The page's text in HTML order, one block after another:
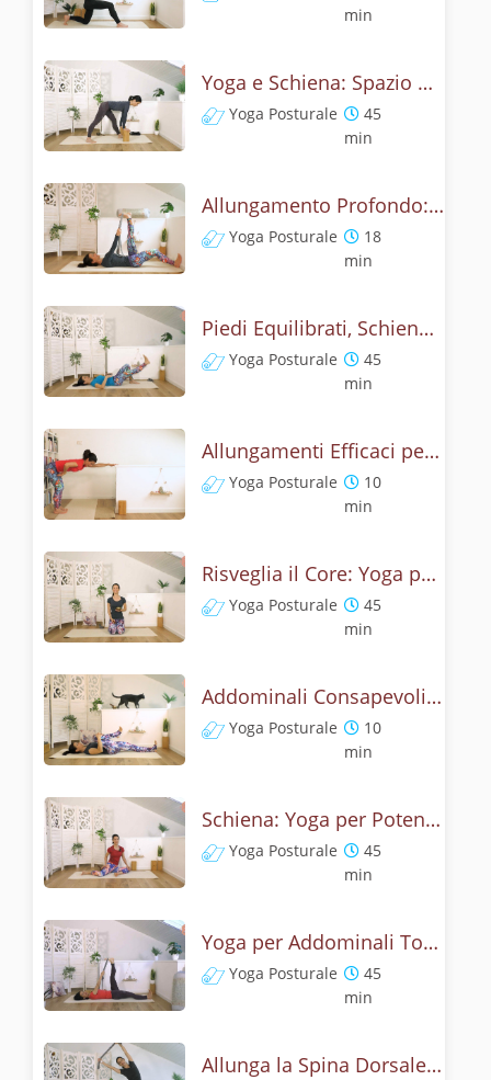
min
Yoga e Schiena: Spazio Catena Posteriore
Yoga Posturale
45
min
Allungamento Profondo: Yoga per Schiena e Gambe
Yoga Posturale
18
min
Piedi Equilibrati, Schiena Forte: Yoga Posturale
Yoga Posturale
45
min
Allungamenti Efficaci per la Schiena: 13 minuti Yoga
Yoga Posturale
10
min
Risveglia il Core: Yoga per la Stabilità della Schiena
Yoga Posturale
45
min
Addominali Consapevoli - Yoga per la Schiena
Yoga Posturale
10
min
Schiena: Yoga per Potenza e Flessibilità
Yoga Posturale
45
min
Yoga per Addominali Tonici e Schiena Protetta
Yoga Posturale
45
min
Allunga la Spina Dorsale: Yoga per la Schiena Forte e Flessibile